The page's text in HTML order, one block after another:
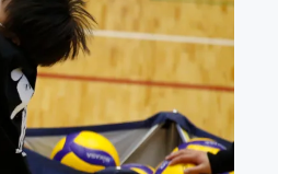
for Social GoodCAMPFIRE Creation
ふるさと納税machi-yaコミュニティ